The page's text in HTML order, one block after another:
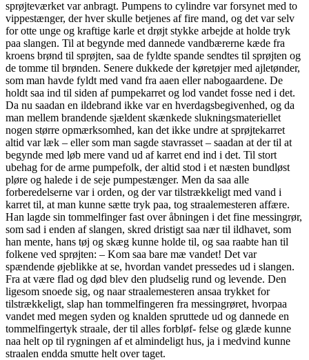
sprøjteværket var anbragt. Pumpens to cylindre var forsynet med to
vippestænger, der hver skulle betjenes af fire mand, og det var selv
for otte unge og kraftige karle et drøjt stykke arbejde at holde tryk
paa slangen. Til at begynde med dannede vandbærerne kæde fra
kroens brønd til sprøjten, saa de fyldte spande sendtes til sprøjten og
de tomme til brønden. Senere dukkede der køretøjer med ajletønder,
som man havde fyldt med vand fra aaen eller nabogaardene. De
holdt saa ind til siden af pumpekarret og lod vandet fosse ned i det.
Da nu saadan en ildebrand ikke var en hverdagsbegivenhed, og da
man mellem brandende sjældent skænkede slukningsmateriellet
nogen større opmærksomhed, kan det ikke undre at sprøjtekarret
altid var læk – eller som man sagde stavrasset – saadan at der til at
begynde med løb mere vand ud af karret end ind i det. Til stort
ubehag for de arme pumpefolk, der altid stod i et næsten bundløst
pløre og halede i de seje pumpestænger. Men da saa alle
forberedelserne var i orden, og der var tilstrækkeligt med vand i
karret til, at man kunne sætte tryk paa, tog straalemesteren affære.
Han lagde sin tommelfinger fast over åbningen i det fine messingrør,
som sad i enden af slangen, skred dristigt saa nær til ildhavet, som
han mente, hans tøj og skæg kunne holde til, og saa raabte han til
folkene ved sprøjten: – Kom saa bare mæ vandet! Det var
spændende øjeblikke at se, hvordan vandet pressedes ud i slangen.
Fra at være flad og død blev den pludselig rund og levende. Den
ligesom snoede sig, og naar straalemesteren ansaa trykket for
tilstrækkeligt, slap han tommelfingeren fra messingrøret, hvorpaa
vandet med megen syden og knalden spruttede ud og dannede en
tommelfingertyk straale, der til alles forbløf- felse og glæde kunne
naa helt op til rygningen af et almindeligt hus, ja i medvind kunne
straalen endda smutte helt over taget.